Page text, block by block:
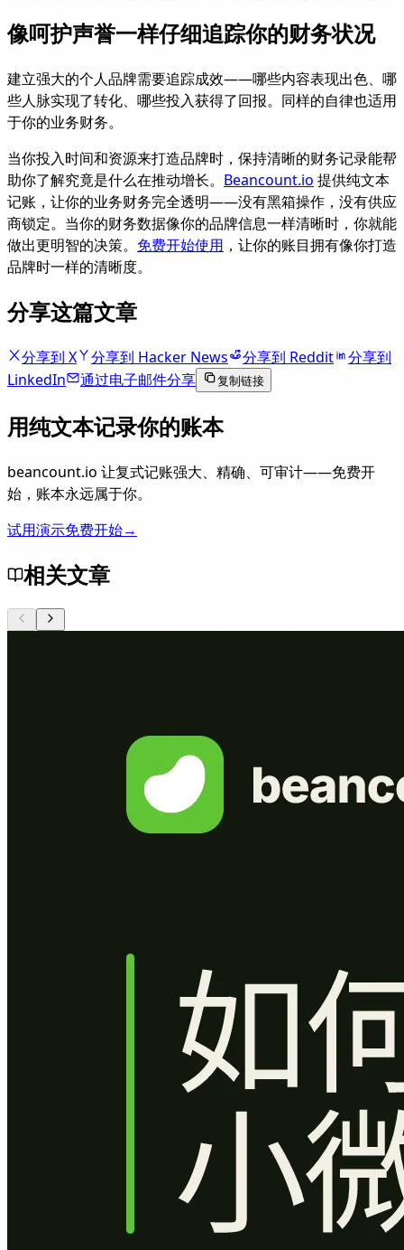
像呵护声誉一样仔细追踪你的财务状况
建立强大的个人品牌需要追踪成效——哪些内容表现出色、哪
些人脉实现了转化、哪些投入获得了回报。同样的自律也适用
于你的业务财务。
当你投入时间和资源来打造品牌时，保持清晰的财务记录能帮
助你了解究竟是什么在推动增长。 Beancount.io 提供纯文本
记账，让你的业务财务完全透明——没有黑箱操作，没有供应
商锁定。当你的财务数据像你的品牌信息一样清晰时，你就能
做出更明智的决策。 免费开始使用 ，让你的账目拥有像你打造
品牌时一样的清晰度。
分享这篇文章
分享到 X 分享到 Hacker News 分享到 Reddit
分享到
LinkedIn
通过电子邮件分享 复制链接
用纯文本记录你的账本
beancount.io 让复式记账强大、精确、可审计——免费开
始，账本永远属于你。
试用演示免费开始→
相关文章